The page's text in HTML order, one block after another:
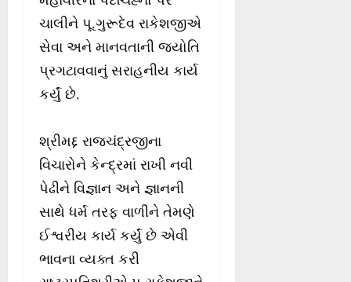
ચાલીને પૂ.ગુરૂદેવ રાકેશજીએ
સેવા અને માનવતાની જ્યોતિ
પ્રગટાવવાનું સરાહનીય કાર્ય
કર્યું છે.
શ્રીમદ્દ રાજચંદ્રજીના
વિચારોને કેન્દ્રમાં રાખી નવી
પેઢીને વિજ્ઞાન અને જ્ઞાનની
સાથે ધર્મ તરફ વાળીને તેમણે
ઈશ્વરીય કાર્ય કર્યું છે એવી
ભાવના વ્યક્ત કરી